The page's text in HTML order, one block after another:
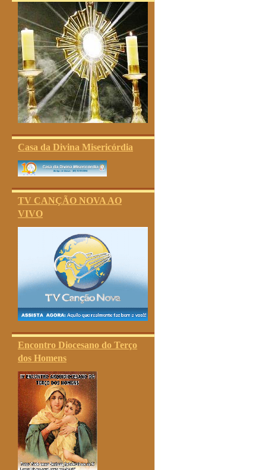
Casa da Divina Misericórdia
TV CANÇÃO NOVA AO
VIVO
Encontro Diocesano do Terço
dos Homens